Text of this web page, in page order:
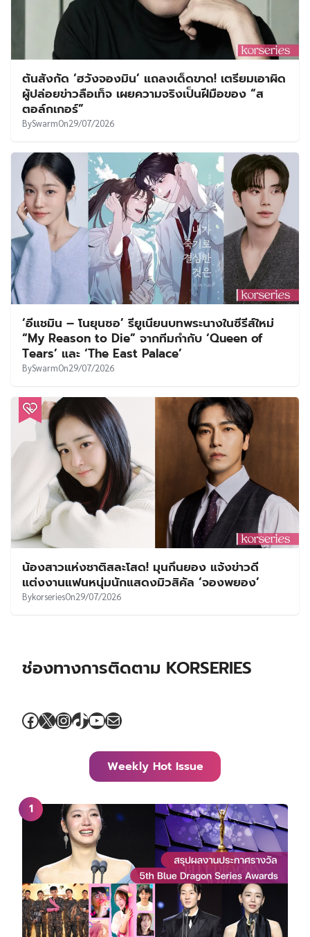
ต้นสังกัด ‘ฮวังจองมิน’ แถลงเด็ดขาด! เตรียมเอาผิด
ผู้ปล่อยข่าวลือเท็จ เผยความจริงเป็นฝีมือของ “ส
ตอล์กเกอร์”
BySwarmOn29/07/2026
‘อีแชมิน – โนยุนซอ’ รียูเนียนบทพระนางในซีรีส์ใหม่
“My Reason to Die” จากทีมกำกับ ‘Queen of
Tears’ และ ‘The East Palace’
BySwarmOn29/07/2026
น้องสาวแห่งชาติสละโสด! มุนกึนยอง แจ้งข่าวดี
แต่งงานแฟนหนุ่มนักแสดงมิวสิคัล ‘จองพยอง’
BykorseriesOn29/07/2026
ช่องทางการติดตาม KORSERIES
Facebook
X Instagram
TikTok
YouTube
Mail
Weekly Hot Issue